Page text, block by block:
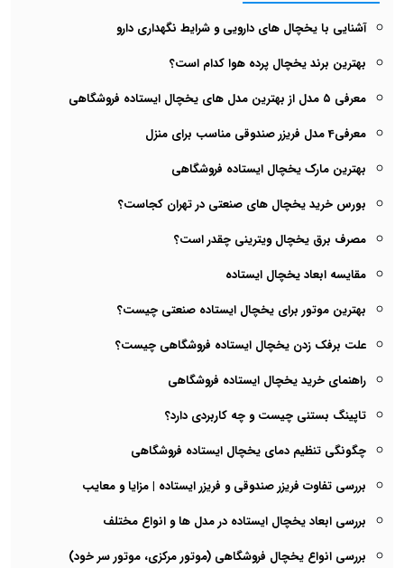
آشنایی با یخچال های دارویی و شرایط نگهداری دارو
بهترین برند یخچال پرده هوا کدام است؟
معرفی ۵ مدل از بهترین مدل های یخچال‌ ایستاده فروشگاهی
معرفی4 مدل فریزر صندوقی مناسب برای منزل
بهترین مارک یخچال ایستاده فروشگاهی
بورس خرید یخچال های صنعتی در تهران کجاست؟
مصرف برق یخچال ویترینی چقدر است؟
مقایسه ابعاد یخچال ایستاده
بهترین موتور برای یخچال ایستاده صنعتی چیست؟
علت برفک زدن یخچال ایستاده فروشگاهی چیست؟
راهنمای خرید یخچال ایستاده فروشگاهی
تاپینگ بستنی چیست و چه کاربردی دارد؟
چگونگی تنظیم دمای یخچال ایستاده فروشگاهی
بررسی تفاوت فریزر صندوقی و فریزر ایستاده | مزایا و معایب
بررسی ابعاد یخچال ایستاده در مدل ها و انواع مختلف
بررسی انواع یخچال فروشگاهی (موتور مرکزی، موتور سر خود)